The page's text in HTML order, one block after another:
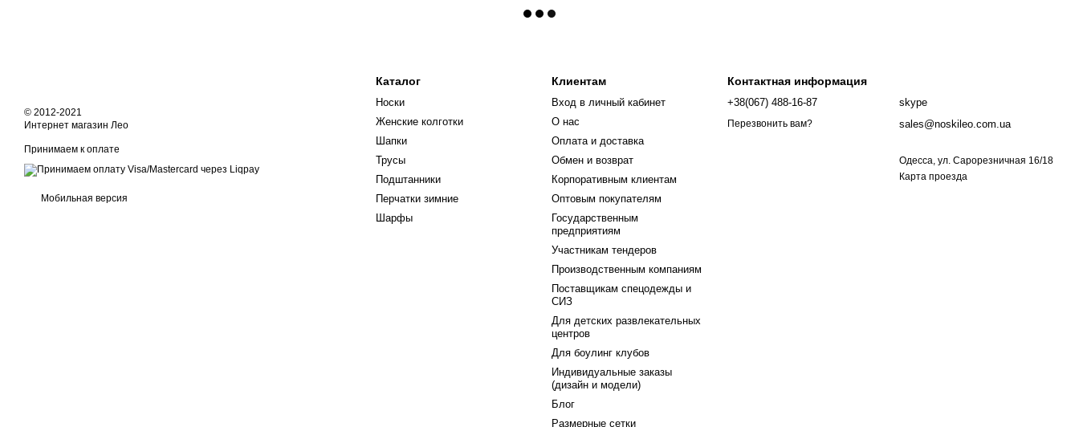
© 2012-2021
Интернет магазин Лео
Принимаем к оплате
Мобильная версия
Каталог
Носки
Женские колготки
Шапки
Трусы
Подштанники
Перчатки зимние
Шарфы
Клиентам
Вход в личный кабинет
О нас
Оплата и доставка
Обмен и возврат
Корпоративным клиентам
Оптовым покупателям
Государственным
предприятиям
Участникам тендеров
Производственным компаниям
Поставщикам спецодежды и
СИЗ
Для детских развлекательных
центров
Для боулинг клубов
Индивидуальные заказы
(дизайн и модели)
Блог
Размерные сетки
Контактная информация
+38(067) 488-16-87
Перезвонить вам?
skype
sales@noskileo.com.ua
Одесса, ул. Сарорезничная 16/18
Карта проезда